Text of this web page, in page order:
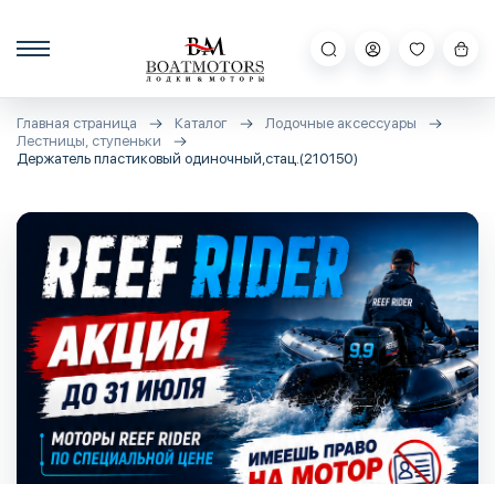
Главная страница Каталог
Лодочные аксессуары
Лестницы, ступеньки
Держатель пластиковый одиночный,стац.(210150)